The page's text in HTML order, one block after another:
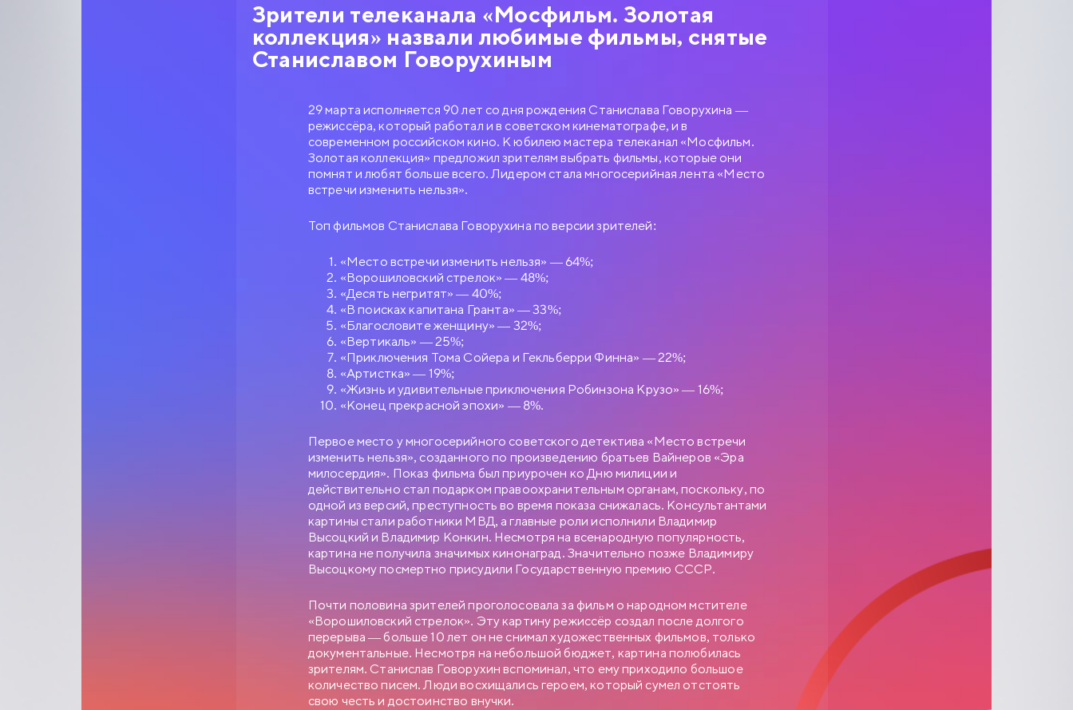
Зрители телеканала «Мосфильм. Золотая
коллекция» назвали любимые фильмы, снятые
Станиславом Говорухиным
29 марта исполняется 90 лет со дня рождения Станислава Говорухина —
режиссёра, который работал и в советском кинематографе, и в
современном российском кино. К юбилею мастера телеканал «Мосфильм.
Золотая коллекция» предложил зрителям выбрать фильмы, которые они
помнят и любят больше всего. Лидером стала многосерийная лента «Место
встречи изменить нельзя».
Топ фильмов Станислава Говорухина по версии зрителей:
«Место встречи изменить нельзя» — 64%;
«Ворошиловский стрелок» — 48%;
«Десять негритят» — 40%;
«В поисках капитана Гранта» — 33%;
«Благословите женщину» — 32%;
«Вертикаль» — 25%;
«Приключения Тома Сойера и Гекльберри Финна» — 22%;
«Артистка» — 19%;
«Жизнь и удивительные приключения Робинзона Крузо» — 16%;
«Конец прекрасной эпохи» — 8%.
Первое место у многосерийного советского детектива «Место встречи
изменить нельзя», созданного по произведению братьев Вайнеров «Эра
милосердия». Показ фильма был приурочен ко Дню милиции и
действительно стал подарком правоохранительным органам, поскольку, по
одной из версий, преступность во время показа снижалась. Консультантами
картины стали работники МВД, а главные роли исполнили Владимир
Высоцкий и Владимир Конкин. Несмотря на всенародную популярность,
картина не получила значимых кинонаград. Значительно позже Владимиру
Высоцкому посмертно присудили Государственную премию СССР.
Почти половина зрителей проголосовала за фильм о народном мстителе
«Ворошиловский стрелок». Эту картину режиссёр создал после долгого
перерыва — больше 10 лет он не снимал художественных фильмов, только
документальные. Несмотря на небольшой бюджет, картина полюбилась
зрителям. Станислав Говорухин вспоминал, что ему приходило большое
количество писем. Люди восхищались героем, который сумел отстоять
свою честь и достоинство внучки.
СЛУЖЕБНЫЙ РОМАН
ЗОЛОТАЯ КОЛЛЕКЦИЯ МОСФИЛЬМА
Анатолий Ефремович Новосельцев, рядовой служащий одного статистического
управления, — человек робкий и застенчивый. Для него неплохо бы получить
вакантное место зав. отделом, но он не знает как подступиться к этому делу. Старый
приятель Самохвалов советует ему приударить за Людмилой Прокопьевной
Калугиной, — сухарем в юбке и директором заведения…